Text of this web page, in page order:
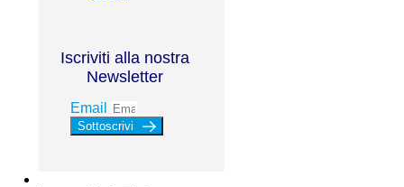
Iscriviti alla nostra
Newsletter
Email
Sottoscrivi